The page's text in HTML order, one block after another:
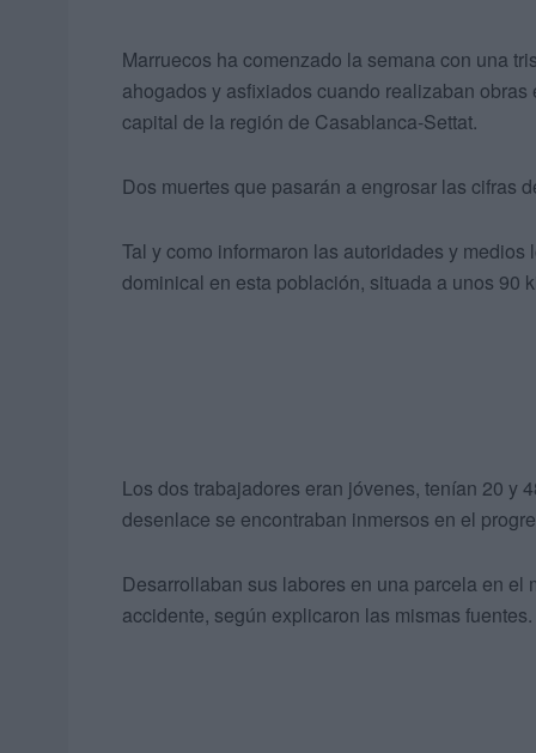
Marruecos ha comenzado la semana con una
ahogados y asfixiados cuando realizaban
capital de la región de Casablanca-Settat.
Dos muertes que pasarán a engrosar las cifras
Tal y como informaron las autoridades y
dominical en esta población, situada a unos 90
Los dos trabajadores eran jóvenes, tenían 20 y
desenlace se encontraban inmersos en el
Desarrollaban sus labores en una parcela en
accidente, según explicaron las mismas fuentes.